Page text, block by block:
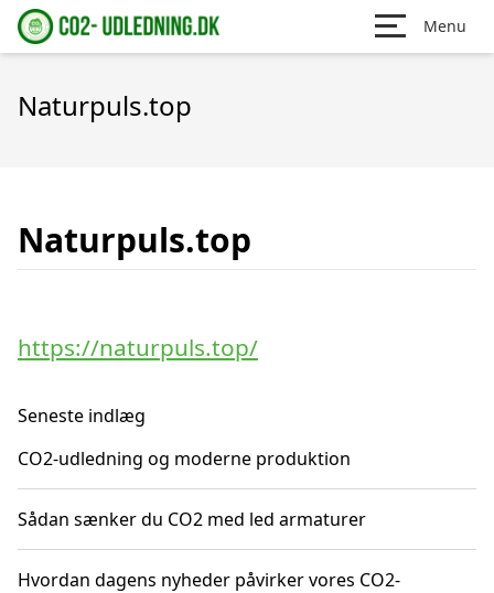
Menu
Naturpuls.top
Naturpuls.top
https://naturpuls.top/
Seneste indlæg
CO2-udledning og moderne produktion
Sådan sænker du CO2 med led armaturer
Hvordan dagens nyheder påvirker vores CO2-